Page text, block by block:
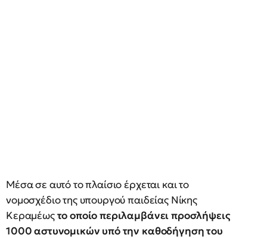
Μέσα σε αυτό το πλαίσιο έρχεται και το
νομοσχέδιο της υπουργού παιδείας Νίκης
Κεραμέωςτο οποίο περιλαμβάνει προσλήψεις
1000 αστυνομικών υπό την καθοδήγηση του